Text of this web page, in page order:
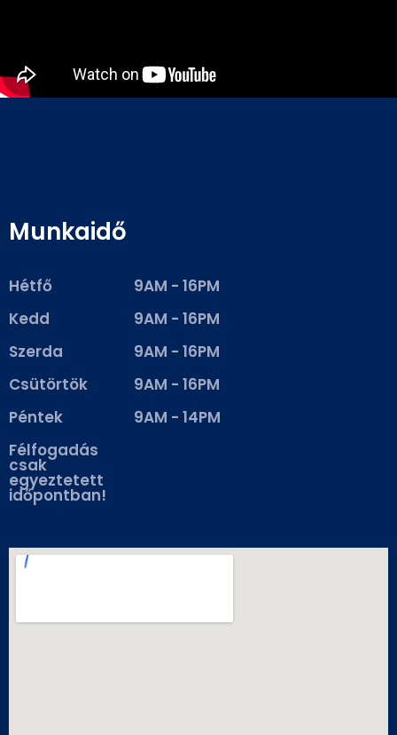
Munkaidő
Hétfő
9AM - 16PM
Kedd
9AM - 16PM
Szerda
9AM - 16PM
Csütörtök
9AM - 16PM
Péntek
9AM - 14PM
Félfogadás
csak
egyeztetett
időpontban!